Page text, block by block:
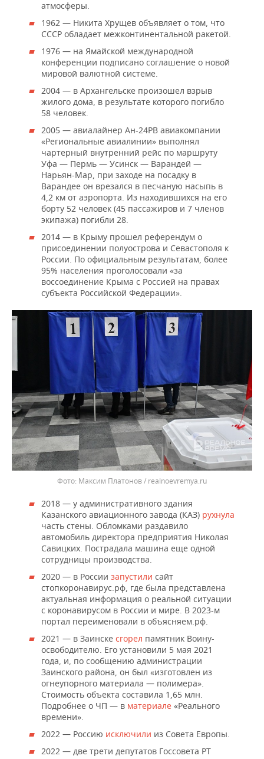
атмосферы.
1962 — Никита Хрущев объявляет о том, что
СССР обладает межконтинентальной ракетой.
1976 — на Ямайской международной
конференции подписано соглашение о новой
мировой валютной системе.
2004 — в Архангельске произошел взрыв
жилого дома, в результате которого погибло
58 человек.
2005 — авиалайнер Ан-24РВ авиакомпании
«Региональные авиалинии» выполнял
чартерный внутренний рейс по маршруту
Уфа — Пермь — Усинск — Варандей —
Нарьян-Мар, при заходе на посадку в
Варандее он врезался в песчаную насыпь в
4,2 км от аэропорта. Из находившихся на его
борту 52 человек (45 пассажиров и 7 членов
экипажа) погибли 28.
2014 — в Крыму прошел референдум о
присоединении полуострова и Севастополя к
России. По официальным результатам, более
95% населения проголосовали «за
воссоединение Крыма с Россией на правах
субъекта Российской Федерации».
Максим Платонов / realnoevremya.ru
2018 — у административного здания
Казанского авиационного завода (КАЗ) рухнула
часть стены. Обломками раздавило
автомобиль директора предприятия Николая
Савицких. Пострадала машина еще одной
сотрудницы производства.
2020 — в России запустили сайт
стопкоронавирус.рф, где была представлена
актуальная информация о реальной ситуации
с коронавирусом в России и мире. В 2023-м
портал переименовали в объясняем.рф.
2021 — в Заинске сгорел памятник Воину-
освободителю. Его установили 5 мая 2021
года, и, по сообщению администрации
Заинского района, он был «изготовлен из
огнеупорного материала — полимера».
Стоимость объекта составила 1,65 млн.
Подробнее о ЧП — в материале «Реального
времени».
2022 — Россию исключили из Совета Европы.
2022 — две трети депутатов Госсовета РТ